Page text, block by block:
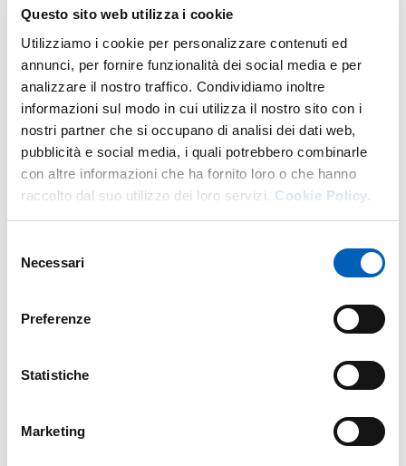
Questo sito web utilizza i cookie
Utilizziamo i cookie per personalizzare contenuti ed
annunci, per fornire funzionalità dei social media e per
analizzare il nostro traffico. Condividiamo inoltre
informazioni sul modo in cui utilizza il nostro sito con i
nostri partner che si occupano di analisi dei dati web,
pubblicità e social media, i quali potrebbero combinarle
con altre informazioni che ha fornito loro o che hanno
raccolto dal suo utilizzo dei loro servizi. Cookie Policy.
delNecessari
Preferenze
Statistiche
Marketing
Fa parte di
Aperitivi della Conoscenza
DA
MERCOLEDÌ 19 APRILE 2023
GIOVEDÌ 31 DICEMBRE 2026
SALA CONFERENZE - PARMAUNIVERCITY INFO POINT
Mappa
+